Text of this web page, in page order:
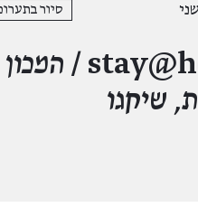
סיור
המכון
שיקגו